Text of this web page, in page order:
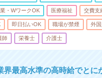
・WワークOK 医療福祉 交費支
即日払いOK 職場が禁煙 外国
師 栄養士 介護士
最高水準の高時給でとに